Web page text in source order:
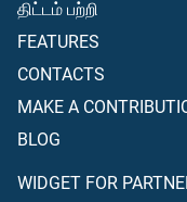
திட்டம் பற்றி
FEATURES
CONTACTS
MAKE A
BLOG
WIDGET FOR